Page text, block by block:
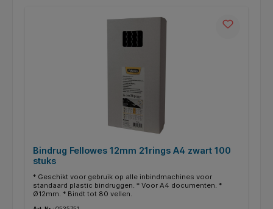
Bindrug Fellowes 12mm 21rings A4 zwart 100
stuks
* Geschikt voor gebruik op alle inbindmachines voor
standaard plastic bindruggen. * Voor A4 documenten. *
Ø12mm. * Bindt tot 80 vellen.